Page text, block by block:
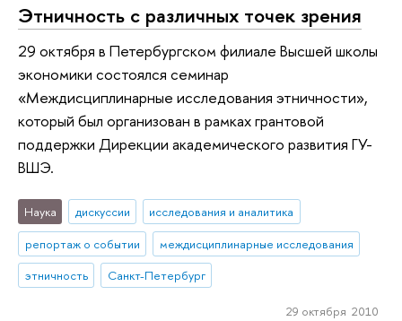
Этничность с различных точек зрения
29 октября в Петербургском филиале Высшей школы
экономики состоялся семинар
«Междисциплинарные исследования этничности»,
который был организован в рамках грантовой
поддержки Дирекции академического развития ГУ-
ВШЭ.
Наука дискуссии
исследования и аналитика
репортаж о событии
междисциплинарные исследования
этничность
Санкт-Петербург
29 октября 2010